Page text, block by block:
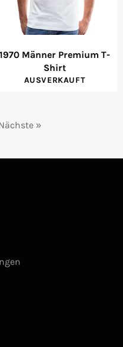
1970 Männer Premium T-
Shirt
AUSVERKAUFT
»